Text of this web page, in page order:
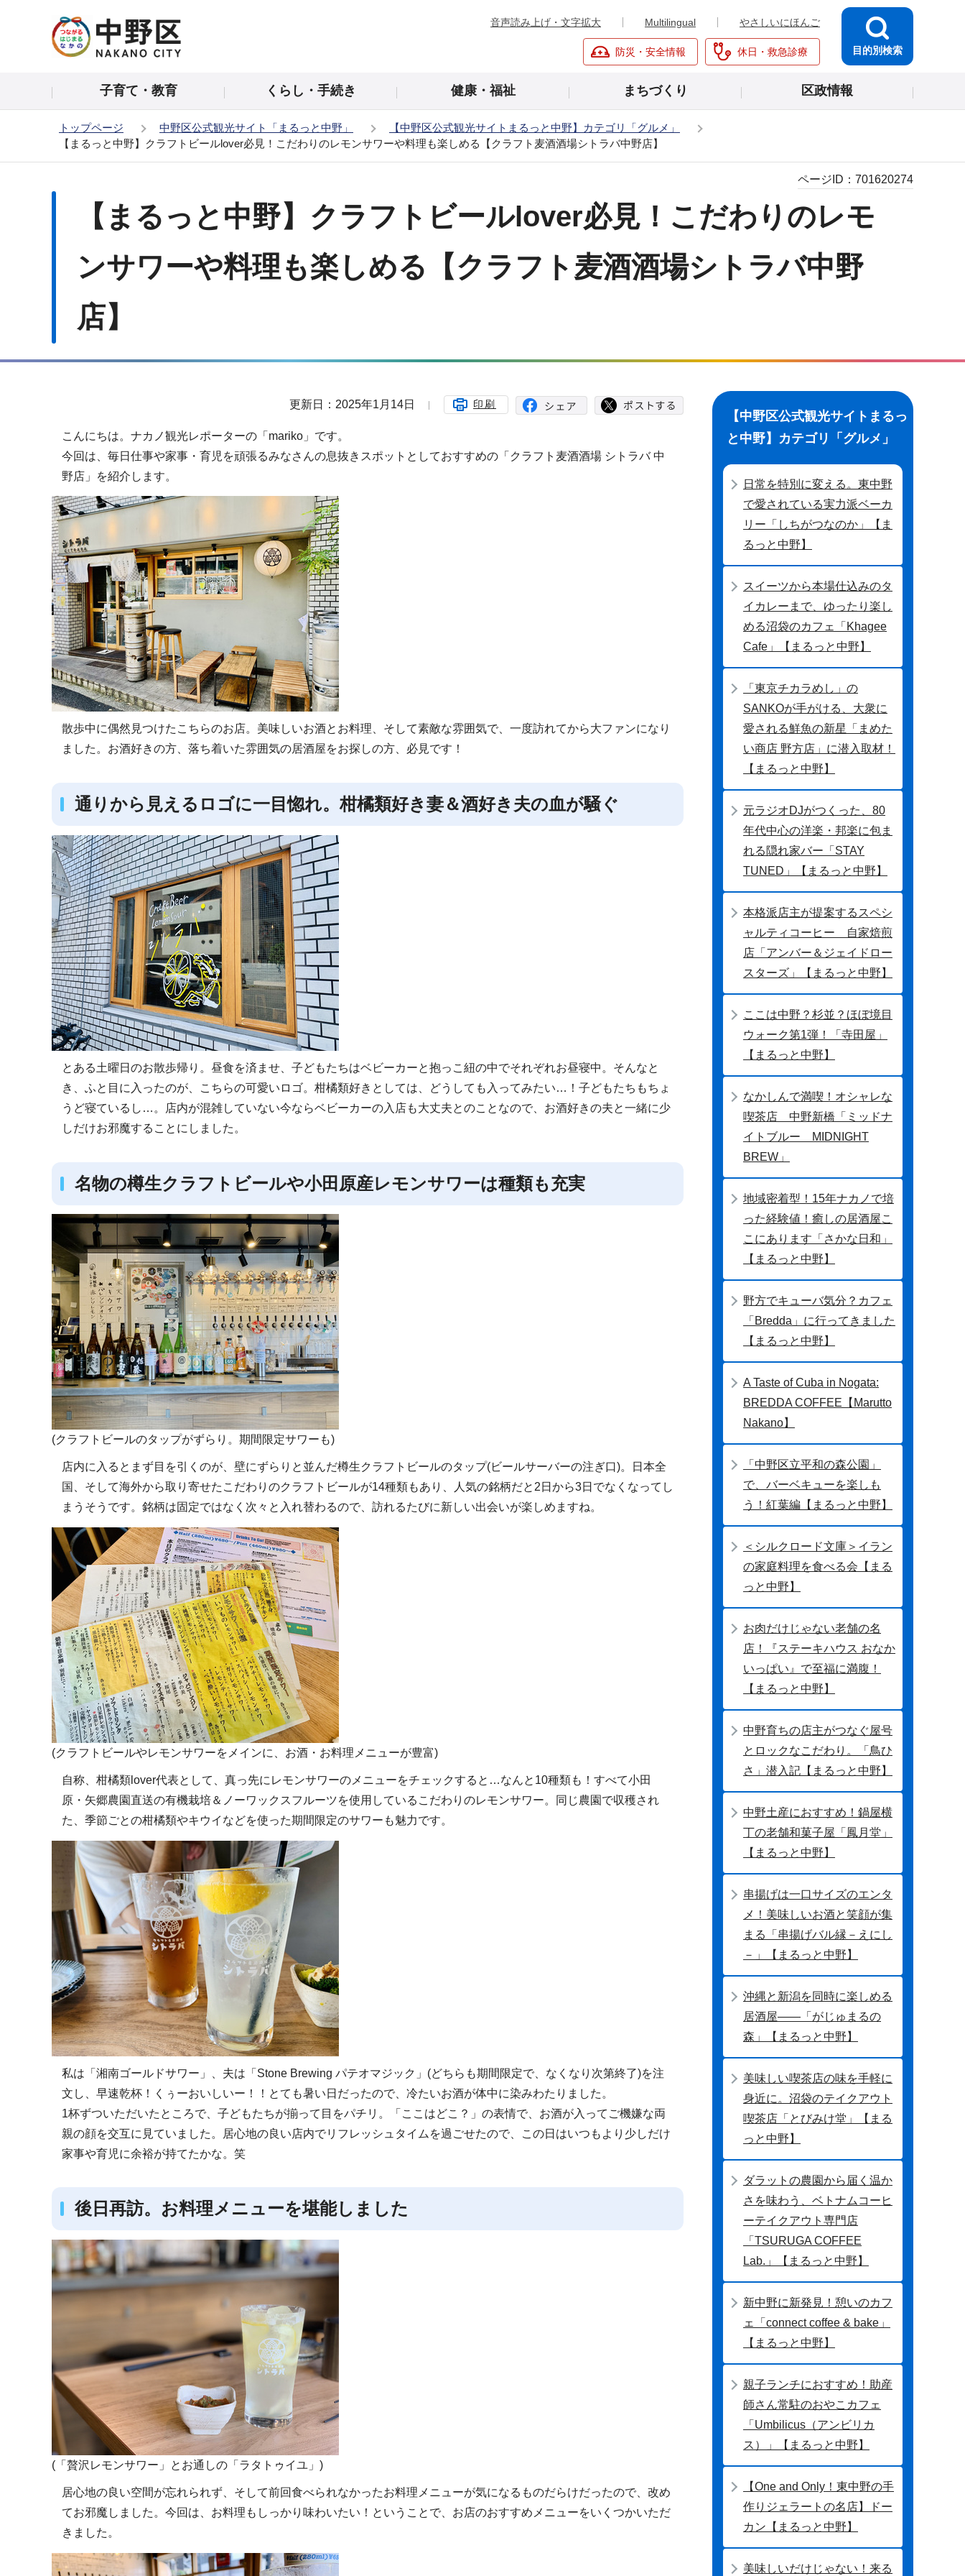
の
音声読み上げ・文字拡大 Multilingual やさしいにほんご
防災・安全情報 休日・救急診療 目的別検索
子育て・教育 くらし・手続き 健康・福祉 まちづくり 区政情報
トップページ 中野区公式観光サイト「まるっと中野」
【中野区公式観光サイトまるっと中野】カテゴリ「グルメ」
【まるっと中野】クラフトビールlover必見！こだわりのレモンサワーや料理も楽しめる【クラフト麦酒酒場シトラバ中野店】
【まるっと中野】クラフトビールlover必見！こだわりのレモ
ンサワーや料理も楽しめる【クラフト麦酒酒場シトラバ中野
店】
ページID： 701620274
更新日：2025年1月14日 印刷
こんにちは。ナカノ観光レポーターの「mariko」です。
今回は、毎日仕事や家事・育児を頑張るみなさんの息抜きスポットとしておすすめの「クラフト麦酒酒場 シトラバ 中
野店」を紹介します。
散歩中に偶然見つけたこちらのお店。美味しいお酒とお料理、そして素敵な雰囲気で、一度訪れてから大ファンになり
ました。お酒好きの方、落ち着いた雰囲気の居酒屋をお探しの方、必見です！
通りから見えるロゴに一目惚れ。柑橘類好き妻＆酒好き夫の血が騒ぐ
とある土曜日のお散歩帰り。昼食を済ませ、子どもたちはベビーカーと抱っこ紐の中でそれぞれお昼寝中。そんなと
き、ふと目に入ったのが、こちらの可愛いロゴ。柑橘類好きとしては、どうしても入ってみたい…！子どもたちもちょ
うど寝ているし…。店内が混雑していない今ならベビーカーの入店も大丈夫とのことなので、お酒好きの夫と一緒に少
しだけお邪魔することにしました。
名物の樽生クラフトビールや小田原産レモンサワーは種類も充実
(クラフトビールのタップがずらり。期間限定サワーも)
店内に入るとまず目を引くのが、壁にずらりと並んだ樽生クラフトビールのタップ(ビールサーバーの注ぎ口)。日本全
国、そして海外から取り寄せたこだわりのクラフトビールが14種類もあり、人気の銘柄だと2日から3日でなくなってし
まうそうです。銘柄は固定ではなく次々と入れ替わるので、訪れるたびに新しい出会いが楽しめますね。
(クラフトビールやレモンサワーをメインに、お酒・お料理メニューが豊富)
自称、柑橘類lover代表として、真っ先にレモンサワーのメニューをチェックすると…なんと10種類も！すべて小田
原・矢郷農園直送の有機栽培＆ノーワックスフルーツを使用しているこだわりのレモンサワー。同じ農園で収穫され
た、季節ごとの柑橘類やキウイなどを使った期間限定のサワーも魅力です。
私は「湘南ゴールドサワー」、夫は「Stone Brewing パテオマジック」(どちらも期間限定で、なくなり次第終了)を注
文し、早速乾杯！くぅーおいしいー！！とても暑い日だったので、冷たいお酒が体中に染みわたりました。
1杯ずついただいたところで、子どもたちが揃って目をパチリ。「ここはどこ？」の表情で、お酒が入ってご機嫌な両
親の顔を交互に見ていました。居心地の良い店内でリフレッシュタイムを過ごせたので、この日はいつもより少しだけ
家事や育児に余裕が持てたかな。笑
後日再訪。お料理メニューを堪能しました
(「贅沢レモンサワー」とお通しの「ラタトゥイユ」)
居心地の良い空間が忘れられず、そして前回食べられなかったお料理メニューが気になるものだらけだったので、改め
てお邪魔しました。今回は、お料理もしっかり味わいたい！ということで、お店のおすすめメニューをいくつかいただ
きました。
ビ
ゲ
ー
シ
ョ
ン
こ
こ
か
ら
【中野区公式観光サイトまるっ
と中野】カテゴリ「グルメ」
日常を特別に変える。東中野
で愛されている実力派ベーカ
リー「しちがつなのか」【ま
るっと中野】
スイーツから本場仕込みのタ
イカレーまで、ゆったり楽し
める沼袋のカフェ「Khagee
Cafe」【まるっと中野】
「東京チカラめし」の
SANKOが手がける、大衆に
愛される鮮魚の新星「まめた
い商店 野方店」に潜入取材！
【まるっと中野】
元ラジオDJがつくった、80
年代中心の洋楽・邦楽に包ま
れる隠れ家バー「STAY
TUNED」【まるっと中野】
本格派店主が提案するスペシ
ャルティコーヒー 自家焙煎
店「アンバー＆ジェイドロー
スターズ」【まるっと中野】
ここは中野？杉並？ほぼ境目
ウォーク第1弾！「寺田屋」
【まるっと中野】
なかしんで満喫！オシャレな
喫茶店 中野新橋「ミッドナ
イトブルー MIDNIGHT
BREW」
地域密着型！15年ナカノで培
った経験値！癒しの居酒屋こ
こにあります「さかな日和」
【まるっと中野】
野方でキューバ気分？カフェ
「Bredda」に行ってきました
【まるっと中野】
A Taste of Cuba in Nogata:
BREDDA COFFEE【Marutto
Nakano】
「中野区立平和の森公園」
で、バーベキューを楽しも
う！紅葉編【まるっと中野】
＜シルクロード文庫＞イラン
の家庭料理を食べる会【まる
っと中野】
お肉だけじゃない老舗の名
店！『ステーキハウス おなか
いっぱい』で至福に満腹！
【まるっと中野】
中野育ちの店主がつなぐ屋号
とロックなこだわり。「鳥ひ
さ」潜入記【まるっと中野】
中野土産におすすめ！鍋屋横
丁の老舗和菓子屋「鳳月堂」
【まるっと中野】
串揚げは一口サイズのエンタ
メ！美味しいお酒と笑顔が集
まる「串揚げバル縁－えにし
－」【まるっと中野】
沖縄と新潟を同時に楽しめる
居酒屋――「がじゅまるの
森」【まるっと中野】
美味しい喫茶店の味を手軽に
身近に。沼袋のテイクアウト
喫茶店「とびみけ堂」【まる
っと中野】
ダラットの農園から届く温か
さを味わう、ベトナムコーヒ
ーテイクアウト専門店
「TSURUGA COFFEE
Lab.」【まるっと中野】
新中野に新発見！憩いのカフ
ェ「connect coffee & bake」
【まるっと中野】
親子ランチにおすすめ！助産
師さん常駐のおやこカフェ
「Umbilicus（アンビリカ
ス）」【まるっと中野】
【One and Only！東中野の手
作りジェラートの名店】ドー
カン【まるっと中野】
美味しいだけじゃない！来る